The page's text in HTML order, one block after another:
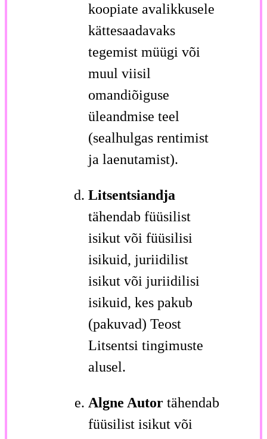
koopiate avalikkusele
kättesaadavaks
tegemist müügi või
muul viisil
omandiõiguse
üleandmise teel
(sealhulgas rentimist
ja laenutamist).
Litsentsiandja
tähendab füüsilist
isikut või füüsilisi
isikuid, juriidilist
isikut või juriidilisi
isikuid, kes pakub
(pakuvad) Teost
Litsentsi tingimuste
alusel.
Algne Autor tähendab
füüsilist isikut või